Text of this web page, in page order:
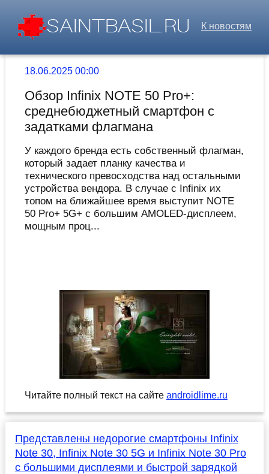
К новостям
18.06.2025 00:00
Обзор Infinix NOTE 50 Pro+:
среднебюджетный смартфон с
задатками флагмана
У каждого бренда есть собственный флагман,
который задает планку качества и
технического превосходства над остальными
устройства вендора. В случае с Infinix их
топом на ближайшее время выступит NOTE
50 Pro+ 5G+ с большим AMOLED-дисплеем,
мощным проц...
Читайте полный текст на сайте androidlime.ru
Представлены недорогие смартфоны Infinix
Note 30, Infinix Note 30 5G и Infinix Note 30 Pro
с большими дисплеями и быстрой зарядкой